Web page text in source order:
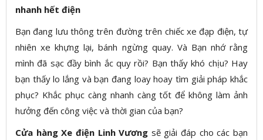
nhanh hết điện
Bạn đang lưu thông trên đường trên chiếc xe đạp điện, tự
nhiên xe khựng lại, bánh ngừng quay. Và Bạn nhớ rằng
mình đã sạc đầy bình ắc quy rồi? Bạn thấy khó chịu? Hay
bạn thấy lo lắng và bạn đang loay hoay tìm giải pháp khắc
phục? Khắc phục càng nhanh càng tốt để không làm ảnh
hưởng đến công việc và thời gian của bạn?
Cửa hàng Xe điện Linh Vương sẽ giải đáp cho các bạn